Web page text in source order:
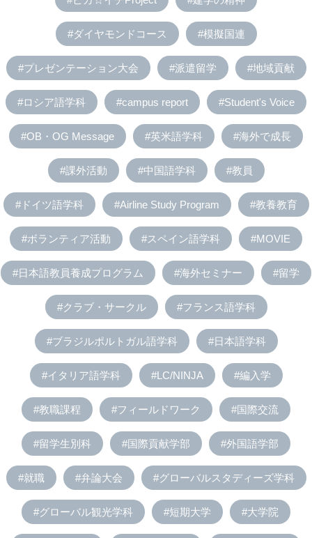
#ダイヤモンドコース #模擬国連
#プレゼンテーション大会 #派遣留学 #地域貢献
#ロシア語学科 #campus report #Student's Voice
#OB・OG Message #英米語学科 #海外で成長
#課外活動 #中国語学科 #教員
#ドイツ語学科 #Airline Study Program #教養教育
#ボランティア活動 #スペイン語学科 #MOVIE
#日本語教員養成プログラム #海外セミナー #留学
#クラブ・サークル #フランス語学科
#ブラジルポルトガル語学科 #日本語学科
#イタリア語学科 #LC/NINJA #編入学
#教職課程 #フィールドワーク #国際交流
#留学生別科 #国際貢献学部 #外国語学部
#就職 #弁論大会 #グローバルスタディーズ学科
#グローバル観光学科 #短期大学 #大学院